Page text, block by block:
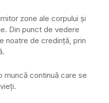
zone ale corpului și
Din punct de vedere
noatre de credință, prin
muncă continuă care se